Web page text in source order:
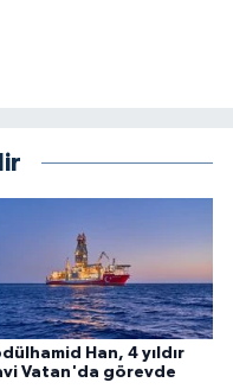
Han, 4 yıldır
Vatan'da görevde